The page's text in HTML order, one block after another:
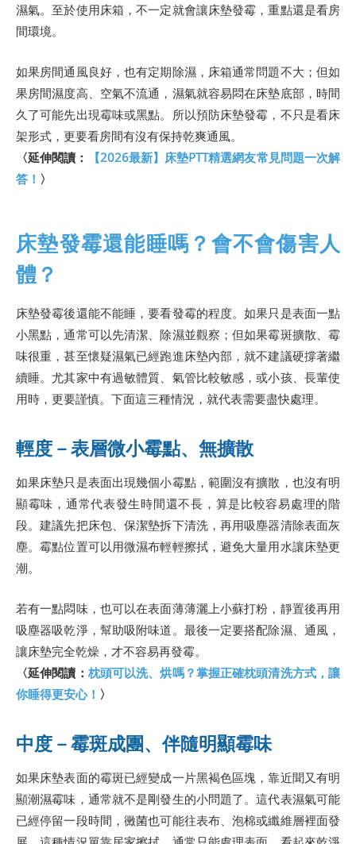
濕氣。至於使用床箱，不一定就會讓床墊發霉，重點還是看房
間環境。
如果房間通風良好，也有定期除濕，床箱通常問題不大；但如
果房間濕度高、空氣不流通，濕氣就容易悶在床墊底部，時間
久了可能先出現霉味或黑點。所以預防床墊發霉，不只是看床
架形式，更要看房間有沒有保持乾爽通風。
〈延伸閱讀：
【2026最新】床墊PTT精選網友常見問題一次解
答！ 〉
床墊發霉還能睡嗎？會不會傷害人
體？
床墊發霉後還能不能睡，要看發霉的程度。如果只是表面一點
小黑點，通常可以先清潔、除濕並觀察；但如果霉斑擴散、霉
味很重，甚至懷疑濕氣已經跑進床墊內部，就不建議硬撐著繼
續睡。尤其家中有過敏體質、氣管比較敏感，或小孩、長輩使
用時，更要謹慎。下面這三種情況，就代表需要盡快處理。
輕度－表層微小霉點、無擴散
如果床墊只是表面出現幾個小霉點，範圍沒有擴散，也沒有明
顯霉味，通常代表發生時間還不長，算是比較容易處理的階
段。建議先把床包、保潔墊拆下清洗，再用吸塵器清除表面灰
塵。霉點位置可以用微濕布輕輕擦拭，避免大量用水讓床墊更
潮。
若有一點悶味，也可以在表面薄薄灑上小蘇打粉，靜置後再用
吸塵器吸乾淨，幫助吸附味道。最後一定要搭配除濕、通風，
讓床墊完全乾燥，才不容易再發霉。
〈延伸閱讀： 枕頭可以洗、烘嗎？掌握正確枕頭清洗方式，讓
你睡得更安心！ 〉
中度－霉斑成團、伴隨明顯霉味
如果床墊表面的霉斑已經變成一片黑褐色區塊，靠近聞又有明
顯潮濕霉味，通常就不是剛發生的小問題了。這代表濕氣可能
已經停留一段時間，黴菌也可能往表布、泡棉或纖維層裡面發